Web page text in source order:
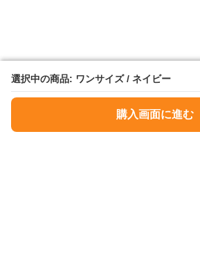
選択中の商品: ワンサイズ / ネイビー
購入画面に進む
選択中の商品: ワンサイズ / ネイビー
購入画面に進む